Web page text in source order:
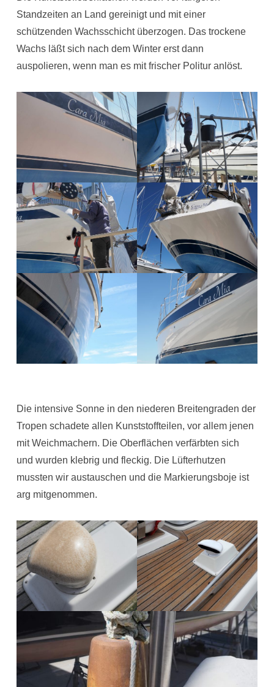
Standzeiten an Land gereinigt und mit einer
schützenden Wachsschicht überzogen. Das trockene
Wachs läßt sich nach dem Winter erst dann
auspolieren, wenn man es mit frischer Politur anlöst.
Die intensive Sonne in den niederen Breitengraden der
Tropen schadete allen Kunststoffteilen, vor allem jenen
mit Weichmachern. Die Oberflächen verfärbten sich
und wurden klebrig und fleckig. Die Lüfterhutzen
mussten wir austauschen und die Markierungsboje ist
arg mitgenommen.